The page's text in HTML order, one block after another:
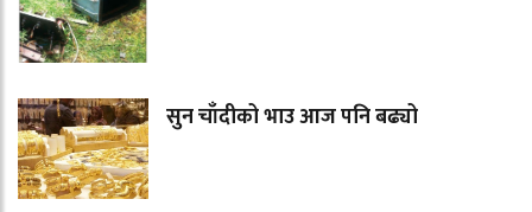
सुन चाँदीको भाउ आज पनि बढ्यो